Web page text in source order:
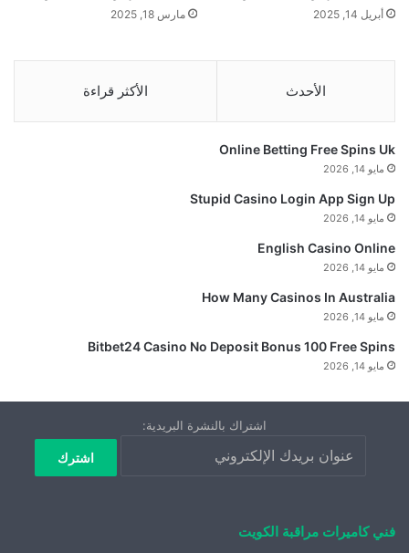
أبريل 14, 2025 مارس 18, 2025
الأحدث الأكثر قراءة
Online Betting Free Spins Uk
مايو 14, 2026
Stupid Casino Login App Sign Up
مايو 14, 2026
English Casino Online
مايو 14, 2026
How Many Casinos In Australia
مايو 14, 2026
Bitbet24 Casino No Deposit Bonus 100 Free Spins
مايو 14, 2026
اشتراك بالنشرة البريدية:
فني كاميرات مراقبة الكويت